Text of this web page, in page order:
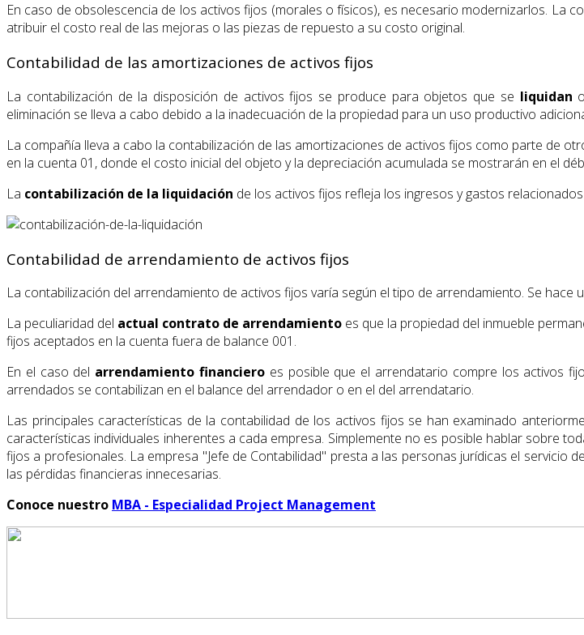
En caso de obsolescencia de los activos fijos (morales o físicos), es necesario modernizarlos. La
atribuir el costo real de las mejoras o las piezas de repuesto a su costo original.
Contabilidad de las amortizaciones de activos fijos
La contabilización de la disposición de activos fijos se produce para objetos que se liquidan
eliminación se lleva a cabo debido a la inadecuación de la propiedad para un uso productivo
La compañía lleva a cabo la contabilización de las amortizaciones de activos fijos como parte de
en la cuenta 01, donde el costo inicial del objeto y la depreciación acumulada se mostrarán en el
La contabilización de la liquidación de los activos fijos refleja los ingresos y gastos
Contabilidad de arrendamiento de activos fijos
La contabilización del arrendamiento de activos fijos varía según el tipo de arrendamiento. Se
La peculiaridad del actual contrato de arrendamiento es que la propiedad del inmueble
fijos aceptados en la cuenta fuera de balance 001.
En el caso del arrendamiento financiero es posible que el arrendatario compre los activos
arrendados se contabilizan en el balance del arrendador o en el del arrendatario.
Las principales características de la contabilidad de los activos fijos se han examinado
características individuales inherentes a cada empresa. Simplemente no es posible hablar sobre
fijos a profesionales. La empresa "Jefe de Contabilidad" presta a las personas jurídicas el
las pérdidas financieras innecesarias.
Conoce nuestro MBA - Especialidad Project Management